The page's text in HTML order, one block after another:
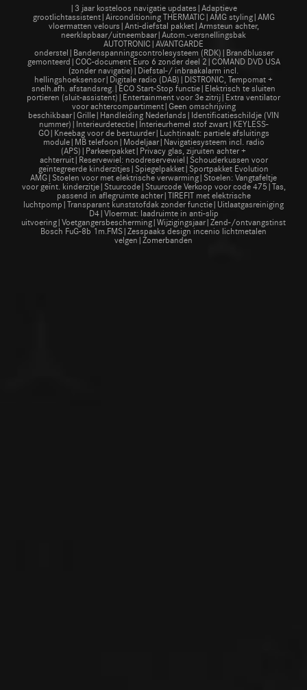
|3 jaar kosteloos navigatie updates|Adaptieve
grootlichtassistent|Airconditioning THERMATIC|AMG styling|AMG
vloermatten velours|Anti-diefstal pakket|Armsteun achter,
neerklapbaar/uitneembaar|Autom.-versnellingsbak
AUTOTRONIC|AVANTGARDE
onderstel|Bandenspanningscontrolesysteem (RDK)|Brandblusser
gemonteerd|COC-document Euro 6 zonder deel 2|COMAND DVD USA
(zonder navigatie)|Diefstal-/ inbraakalarm incl.
hellingshoeksensor|Digitale radio (DAB)|DISTRONIC, Tempomat +
snelh.afh. afstandsreg.|ECO Start-Stop functie|Elektrisch te sluiten
portieren (sluit-assistent)|Entertainment voor 3e zitrij|Extra ventilator
voor achtercompartiment|Geen omschrijving
beschikbaar|Grille|Handleiding Nederlands|Identificatieschildje (VIN
nummer)|Interieurdetectie|Interieurhemel stof zwart|KEYLESS-
GO|Kneebag voor de bestuurder|Luchtinaalt: partiele afsluitings
module|MB telefoon|Modeljaar|Navigatiesysteem incl. radio
(APS)|Parkeerpakket|Privacy glas, zijruiten achter +
achterruit|Reservewiel: noodreservewiel|Schouderkussen voor
geïntegreerde kinderzitjes|Spiegelpakket|Sportpakket Evolution
AMG|Stoelen voor met elektrische verwarming|Stoelen: Vangtafeltje
voor geïnt. kinderzitje|Stuurcode|Stuurcode Verkoop voor code 475|Tas,
passend in aflegruimte achter|TIREFIT met elektrische
luchtpomp|Transparant kunststofdak zonder functie|Uitlaatgasreiniging
D4|Vloermat: laadruimte in anti-slip
uitvoering|Voetgangersbescherming|Wijzigingsjaar|Zend-/ontvangstinstallatie
Bosch FuG-8b 1m.FMS|Zesspaaks design incenio lichtmetalen
velgen|Zomerbanden